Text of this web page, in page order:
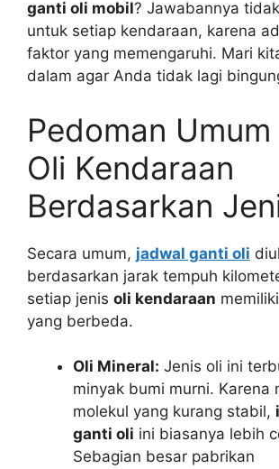
ganti oli mobil? Jawabannya
untuk setiap kendaraan, karena
faktor yang memengaruhi. Mari
dalam agar Anda tidak lagi
Pedoman
Oli Kendaraan
Berdasarkan
Secara umum, jadwal ganti oli
berdasarkan jarak tempuh
setiap jenis oli kendaraan
yang berbeda.
Oli Mineral: Jenis oli ini
minyak bumi murni. Karena
molekul yang kurang stabil,
ganti oli ini biasanya lebih
Sebagian besar pabrikan